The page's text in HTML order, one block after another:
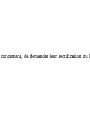
de demander leur rectification ou